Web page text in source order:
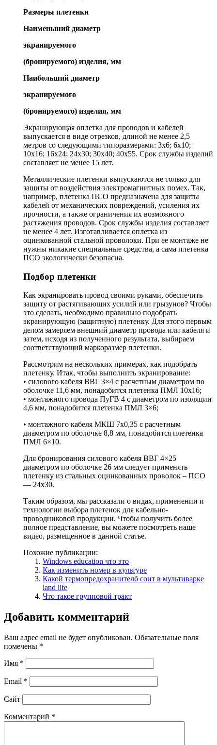
Размеры плетенки
Наименьший диаметр
экранируемого
(бронируемого) изделия, мм
Наибольший диаметр
экранируемого
(бронируемого) изделия, мм
Экранирующая оплетка для проводов и кабелей
выпускается в виде отрезков, длиной не менее 2,5
метров со следующими типоразмерами: 3х6; 6х10;
10х16; 16х24; 24х30; 30х40; 40х55. Срок службы изделий
составляет не менее 15 лет.
Металлические плетенки выпускаются не только для
защиты от воздействия электромагнитных помех. Так,
например, плетенка ПСО предназначена для защиты
кабелей от механических повреждений, усиления их
прочности, а также ограничения их возможного
растяжения проводов. Срок службы изделия составляет
не менее 4 лет. Изготавливается оплетка из
оцинкованной стальной проволоки. При ее монтаже не
нужны никакие специальные средства, а сама плетенка
ПСО экологически безопасна.
Подбор плетенки
Как экранировать провод своими руками, обеспечить
защиту от растягивающих усилий или грызунов? Чтобы
это сделать, необходимо правильно подобрать
экранирующую (защитную) плетенку. Для этого первым
делом замеряем внешний диаметр провода или кабеля и
затем, исходя из полученного результата, выбираем
соответствующий маркоразмер плетенки.
Рассмотрим на нескольких примерах, как подобрать
плетенку. Итак, чтобы выполнить экранирование:
• силового кабеля ВВГ 3×4 c расчетным диаметром по
оболочке 11,6 мм, понадобится плетенка ПМЛ 10х16;
• монтажного провода ПуГВ 4 с диаметром по изоляции
4,6 мм, понадобится плетенка ПМЛ 3×6;
• монтажного кабеля МКШ 7х0,35 c расчетным
диаметром по оболочке 8,8 мм, понадобится плетенка
ПМЛ 6×10.
Для бронирования силового кабеля ВВГ 4×25
диаметром по оболочке 26 мм следует применять
плетенку из стальных оцинкованных проволок – ПСО
— 24х30.
Таким образом, мы рассказали о видах, применении и
технологии выбора плетенок для кабельно-
проводниковой продукции. Чтобы получить более
полное представление, вы можете посмотреть наше
видео, размещенное в данной статье.
Похожие публикации:
Windows education что это
Как изменить номер в культуре
Какой термопредохранителб соит в мультиварке
land life
Что такое групповой тракт
Добавить комментарий
Ваш адрес email не будет опубликован. Обязательные поля
помечены *
Имя *
Email *
Сайт
Комментарий *